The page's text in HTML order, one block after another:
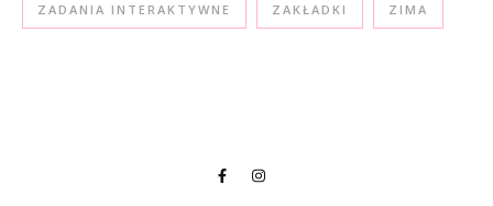
ZADANIA INTERAKTYWNE ZAKŁADKI ZIMA